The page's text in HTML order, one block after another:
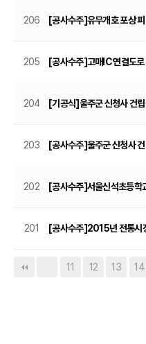
206 [공사수주]유무개호 포상
205 [공사수주]고매IC 연결도
204 [기공식]울주군 신청사 건
203 [공사수주]울주군 신청사
202 [공사수주]서울신석초등학
201 [공사수주]2015년 전통시
11 12 13 14